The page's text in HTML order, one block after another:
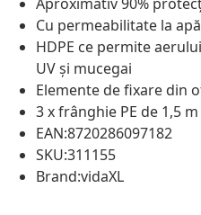
Cu permeabilitate la
HDPE ce permite
UV și mucegai
Elemente de fixare din
3 x frânghie PE de 1,5
EAN:8720286097182
SKU:311155
Brand:vidaXL